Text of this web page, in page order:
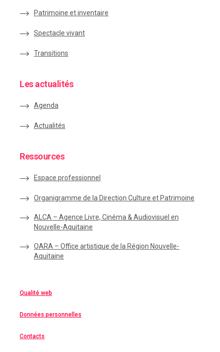
Patrimoine et inventaire
Spectacle vivant
Transitions
Les actualités
Agenda
Actualités
Ressources
Espace professionnel
Organigramme de la Direction Culture et Patrimoine
ALCA – Agence Livre, Cinéma & Audiovisuel en
Nouvelle-Aquitaine
OARA – Office artistique de la Région Nouvelle-
Aquitaine
Qualité web
Données personnelles
Contacts